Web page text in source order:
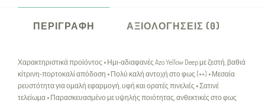
ΠΕΡΙΓΡΑΦΉ ΑΞΙΟΛΟΓΉΣΕΙΣ (0)
Χαρακτηριστικά προϊόντος • Ημι‑αδιαφανές Azo Yellow Deep με ζεστή, βαθιά
κίτρινη‑πορτοκαλί απόδοση • Πολύ καλή αντοχή στο φως (++) • Μεσαία
ρευστότητα για ομαλή εφαρμογή, υφή και ορατές πινελιές • Σατινέ
τελείωμα • Παρασκευασμένο με υψηλής ποιότητας, ανθεκτικές στο φως